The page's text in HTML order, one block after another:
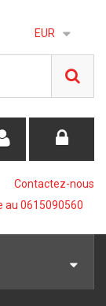
EUR
Contactez-nous
au 0615090560